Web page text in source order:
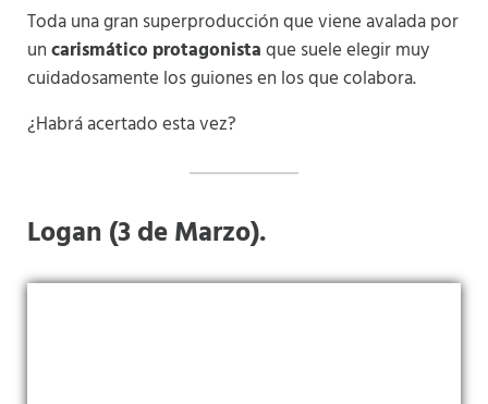
Toda una gran superproducción que viene avalada por
uncarismático protagonistaque suele elegir muy
cuidadosamente los guiones en los que colabora.
¿Habrá acertado esta vez?
Logan (3 de Marzo).